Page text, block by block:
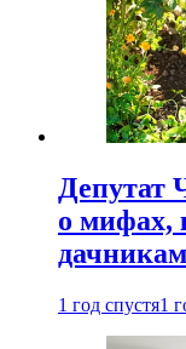
Депутат
о мифах,
дачникам
1 год спустя1